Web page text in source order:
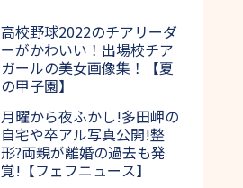
高校野球2022のチアリーダ
ーがかわいい！出場校チア
ガールの美女画像集！【夏
の甲子園】
月曜から夜ふかし!多田岬の
自宅や卒アル写真公開!整
形?両親が離婚の過去も発
覚!【フェフニュース】